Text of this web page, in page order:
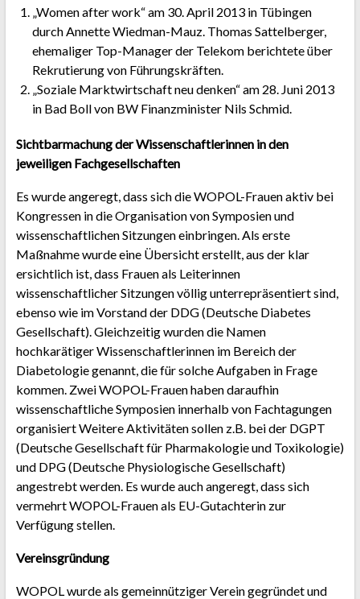
„Women after work“ am 30. April 2013 in Tübingen
durch Annette Wiedman-Mauz. Thomas Sattelberger,
ehemaliger Top-Manager der Telekom berichtete über
Rekrutierung von Führungskräften.
„Soziale Marktwirtschaft neu denken“ am 28. Juni 2013
in Bad Boll von BW Finanzminister Nils Schmid.
Sichtbarmachung der Wissenschaftlerinnen in den
jeweiligen Fachgesellschaften
Es wurde angeregt, dass sich die WOPOL-Frauen aktiv bei
Kongressen in die Organisation von Symposien und
wissenschaftlichen Sitzungen einbringen. Als erste
Maßnahme wurde eine Übersicht erstellt, aus der klar
ersichtlich ist, dass Frauen als Leiterinnen
wissenschaftlicher Sitzungen völlig unterrepräsentiert sind,
ebenso wie im Vorstand der DDG (Deutsche Diabetes
Gesellschaft). Gleichzeitig wurden die Namen
hochkarätiger Wissenschaftlerinnen im Bereich der
Diabetologie genannt, die für solche Aufgaben in Frage
kommen. Zwei WOPOL-Frauen haben daraufhin
wissenschaftliche Symposien innerhalb von Fachtagungen
organisiert Weitere Aktivitäten sollen z.B. bei der DGPT
(Deutsche Gesellschaft für Pharmakologie und Toxikologie)
und DPG (Deutsche Physiologische Gesellschaft)
angestrebt werden. Es wurde auch angeregt, dass sich
vermehrt WOPOL-Frauen als EU-Gutachterin zur
Verfügung stellen.
Vereinsgründung
WOPOL wurde als gemeinnütziger Verein gegründet und